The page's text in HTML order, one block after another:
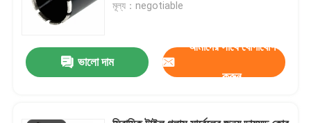
আমাদের সম্পর্কে
কারখানা ভ্রমণ
মূল্য：negotiable
ভালো দাম
আমাদের সাথে যোগাযোগ
করুন